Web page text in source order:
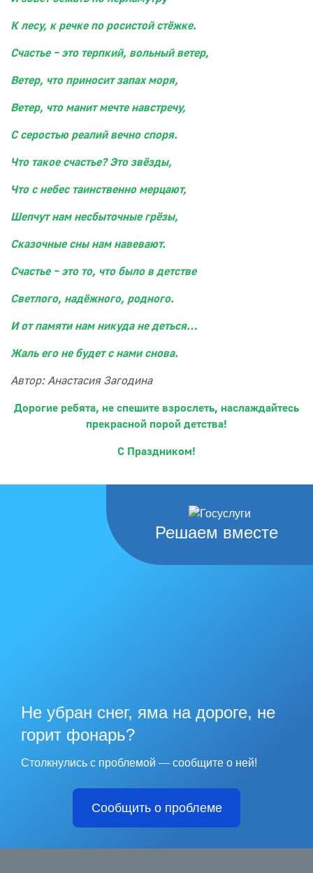
К лесу, к речке по росистой стёжке.
Счастье – это терпкий, вольный ветер,
Ветер, что приносит запах моря,
Ветер, что манит мечте навстречу,
С серостью реалий вечно споря.
Что такое счастье? Это звёзды,
Что с небес таинственно мерцают,
Шепчут нам несбыточные грёзы,
Сказочные сны нам навевают.
Счастье – это то, что было в детстве
Светлого, надёжного, родного.
И от памяти нам никуда не деться…
Жаль его не будет с нами снова.
Автор: Анастасия Загодина
Дорогие ребята, не спешите взрослеть, наслаждайтесь
прекрасной порой детства!
С Праздником!
Решаем вместе
Не убран снег, яма на дороге, не
горит фонарь?
Столкнулись с проблемой — сообщите о ней!
Сообщить о проблеме